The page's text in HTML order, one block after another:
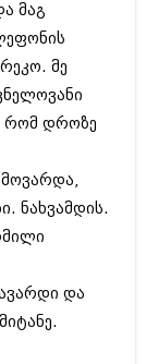
მაგ
მე
რომ დროზე
ნახვამდის.
და